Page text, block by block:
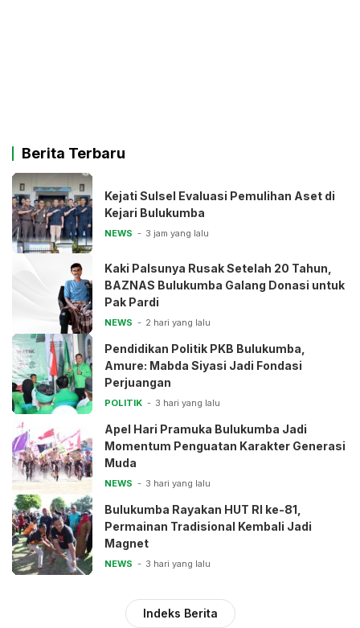
Berita Terbaru
Kejati Sulsel Evaluasi Pemulihan Aset di
Kejari Bulukumba
NEWS 3 jam yang lalu
Kaki Palsunya Rusak Setelah 20 Tahun,
BAZNAS Bulukumba Galang Donasi untuk
Pak Pardi
NEWS 2 hari yang lalu
Pendidikan Politik PKB Bulukumba,
Amure: Mabda Siyasi Jadi Fondasi
Perjuangan
POLITIK 3 hari yang lalu
Apel Hari Pramuka Bulukumba Jadi
Momentum Penguatan Karakter Generasi
Muda
NEWS 3 hari yang lalu
Bulukumba Rayakan HUT RI ke-81,
Permainan Tradisional Kembali Jadi
Magnet
NEWS 3 hari yang lalu
Indeks Berita